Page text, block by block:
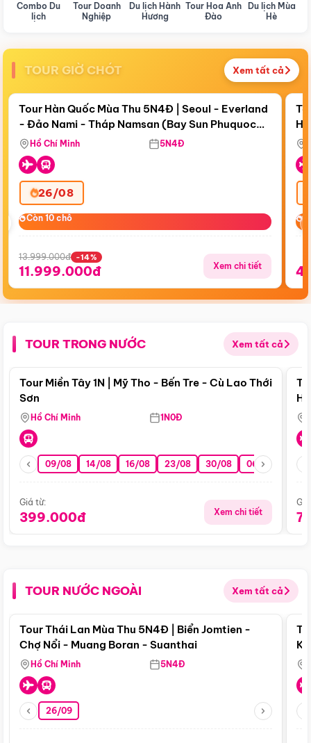
Combo Du
lịch
Tour Doanh
Nghiệp
Du lịch Hành
Hương
Tour Hoa Anh
Đào
Du lịch Mùa
Hè
TOUR GIỜ CHÓT Xem tất cả
Còn19 ngày 07:28:56
Điểm nổi bật
Tour Hàn Quốc Mùa Thu 5N4Đ | Seoul - Everland
- Đảo Nami - Tháp Namsan (Bay Sun Phuquoc
Airways)
Hồ Chí Minh 5N4Đ
26/08
Còn 10 chỗ
Còn 10 chỗ
13.999.000đ -14%
11.999.000đ Xem chi tiết
TOUR TRONG NƯỚC Xem tất cả
Điểm nổi bật
Tour Miền Tây 1N | Mỹ Tho - Bến Tre - Cù Lao Thới
Sơn
Hồ Chí Minh 1N0Đ
09/08 14/08 16/08 23/08 30/08 06/09 13/09
Giá từ:
399.000đ Xem chi tiết
TOUR NƯỚC NGOÀI Xem tất cả
Điểm nổi bật
Tour Thái Lan Mùa Thu 5N4Đ | Biển Jomtien -
Chợ Nổi - Muang Boran - Suanthai
Hồ Chí Minh 5N4Đ
26/09